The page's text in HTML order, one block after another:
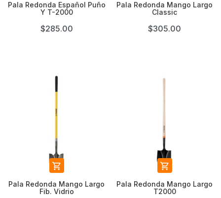
Pala Redonda Español Puño
Y T-2000
$285.00
Pala Redonda Mango Largo
Classic
$305.00

Pala Redonda Mango Largo
Fib. Vidrio

Pala Redonda Mango Largo
T2000